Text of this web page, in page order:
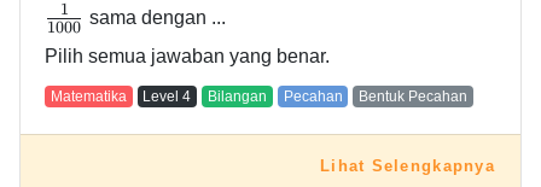
1000
1
sama dengan ...
Pilih semua jawaban yang benar.
Matematika Level 4 Bilangan Pecahan Bentuk Pecahan
Lihat Selengkapnya